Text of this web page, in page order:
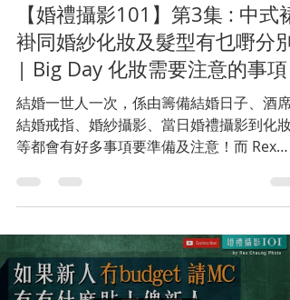
【婚禮攝影101】第3集 : 中式裙
褂同婚紗化妝及髮型有乜嘢分別?
| Big Day 化妝需要注意的事項
結婚一世人一次，係由籌備結婚日子、酒席
結婚戒指、婚紗攝影、當日婚禮攝影到化妝
等都會有好多事項要準備及注意！而 Rex
結婚嘅新人一啲貼士及注意嘅事項! 希望佢哋
能夠影多啲靚相。...